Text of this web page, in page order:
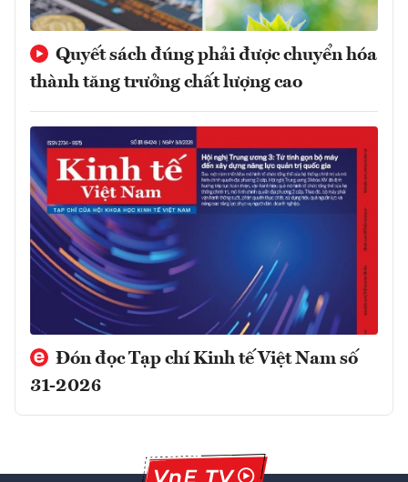
Quyết sách đúng phải được chuyển hóa
thành tăng trưởng chất lượng cao
Đón đọc Tạp chí Kinh tế Việt Nam số
31-2026